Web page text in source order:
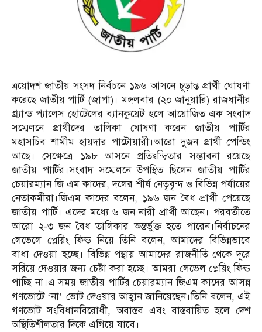
ত্রয়োদশ জাতীয় সংসদ নির্বচনে ১৯৬ আসনে চূড়ান্ত প্রার্থী ঘোষণা
করেছে জাতীয় পার্টি (জাপা)। মঙ্গলবার (২০ জানুয়ারি) রাজধানীর
গ্র্যান্ড প্যালেস হোটেলের ব্যানকুয়েট হলে আয়োজিত এক সংবাদ
সম্মেলনে প্রার্থীদের তালিকা ঘোষণা করেন জাতীয় পার্টির
মহাসচিব শামীম হায়দার পাটোয়ারী।আরো দুজন প্রার্থী পেন্ডিং
আছে। সেক্ষেত্রে ১৯৮ আসনে প্রতিদ্বন্দ্বিতার সম্ভাবনা রয়েছে
জাতীয় পার্টির।সংবাদ সম্মেলনে উপস্থিত ছিলেন জাতীয় পার্টির
চেয়ারম্যান জি এম কাদের, দলের শীর্ষ নেতৃবৃন্দ ও বিভিন্ন পর্যায়ের
নেতাকর্মীরা।জিএম কাদের বলেন, ১৯৬ জন বৈধ প্রার্থী পেয়েছে
জাতীয় পার্টি। এদের মধ্যে ৬ জন নারী প্রার্থী আছেন। পরবর্তীতে
আরো ২-৩ জন বৈধ তালিকার অন্তর্ভুক্ত হতে পারেন।নির্বাচনের
লেভেলে প্লেয়িং ফিল্ড নিয়ে তিনি বলেন, আমাদের বিভিন্নভাবে
বাধা দেওয়া হচ্ছে। বিভিন্ন পন্থায় আমাদের রাজনীতি থেকে দূরে
সরিয়ে দেওয়ার জন্য চেষ্টা করা হচ্ছে। আমরা লেভেল প্লেয়িং ফিল্ড
পাচ্ছি না।এ সময় জাতীয় পার্টির চেয়ারম্যান জিএম কাদের আসন্ন
গণভোটে ‘না’ ভোট দেওয়ার আহ্বান জানিয়েছেন।তিনি বলেন, এই
গণভোট সংবিধানবিরোধী, অবাস্তব এবং বাস্তবায়িত হলে দেশ
অস্থিতিশীলতার দিকে এগিয়ে যাবে।